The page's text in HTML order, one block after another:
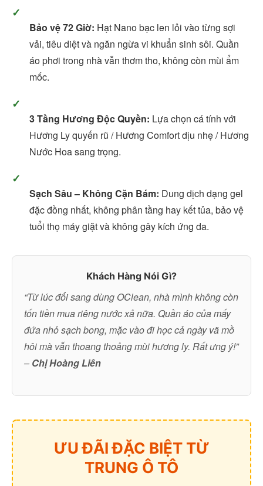
✓
Bảo vệ 72 Giờ: Hạt Nano bạc len lỏi vào từng sợi
vải, tiêu diệt và ngăn ngừa vi khuẩn sinh sôi. Quần
áo phơi trong nhà vẫn thơm tho, không còn mùi ẩm
mốc.
✓
3 Tầng Hương Độc Quyền: Lựa chọn cá tính với
Hương Ly quyến rũ / Hương Comfort dịu nhẹ / Hương
Nước Hoa sang trọng.
✓
Sạch Sâu – Không Cặn Bám: Dung dịch dạng gel
đặc đồng nhất, không phân tầng hay kết tủa, bảo vệ
tuổi thọ máy giặt và không gây kích ứng da.
Khách Hàng Nói Gì?
“Từ lúc đổi sang dùng OClean, nhà mình không còn
tốn tiền mua riêng nước xả nữa. Quần áo của mấy
đứa nhỏ sạch bong, mặc vào đi học cả ngày vã mồ
hôi mà vẫn thoang thoảng mùi hương ly. Rất ưng ý!”
–Chị Hoàng Liên
ƯU ĐÃI ĐẶC BIỆT TỪ
TRUNG Ô TÔ